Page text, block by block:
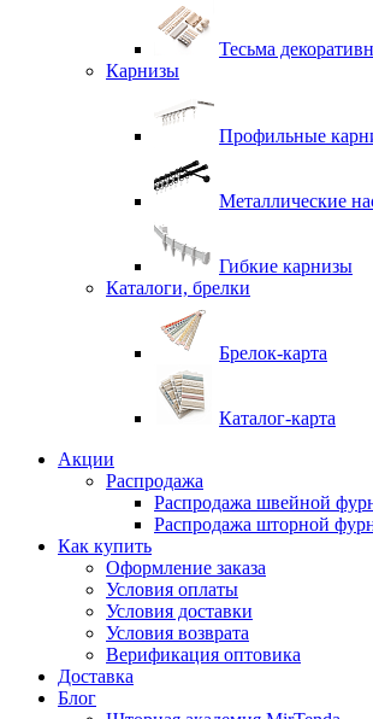
Тесьма
Карнизы
Профильные
Металлические
Гибкие карнизы
Каталоги, брелки
Брелок-карта
Каталог-карта
Акции
Распродажа
Распродажа швейной
Распродажа шторной
Как купить
Оформление заказа
Условия оплаты
Условия доставки
Условия возврата
Верификация оптовика
Доставка
Блог